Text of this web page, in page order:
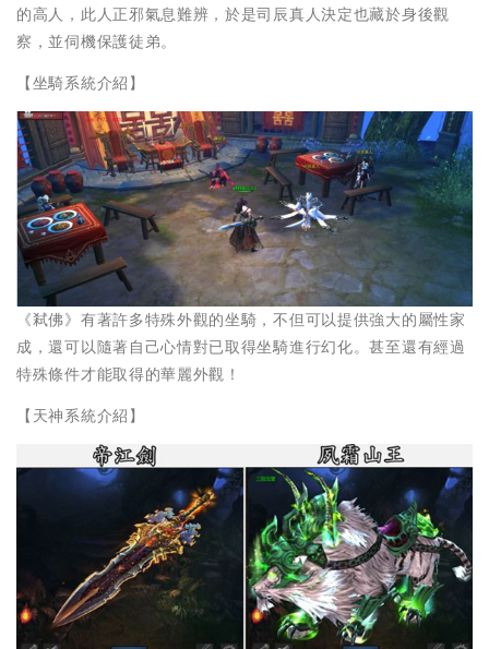
的高人，此人正邪氣息難辨，於是司辰真人決定也藏於身後觀
察，並伺機保護徒弟。
【坐騎系統介紹】
《弒佛》有著許多特殊外觀的坐騎，不但可以提供強大的屬性家
成，還可以隨著自己心情對已取得坐騎進行幻化。甚至還有經過
特殊條件才能取得的華麗外觀！
【天神系統介紹】